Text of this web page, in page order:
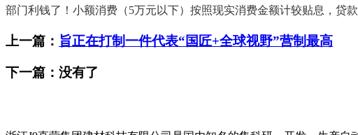
部门利钱了！小额消费（5万元以下）按照现实消费金额计较贴息，贷款
上一篇： 旨正在打制一件代表“国匠+全球视野”营制最高
下一篇：没有了